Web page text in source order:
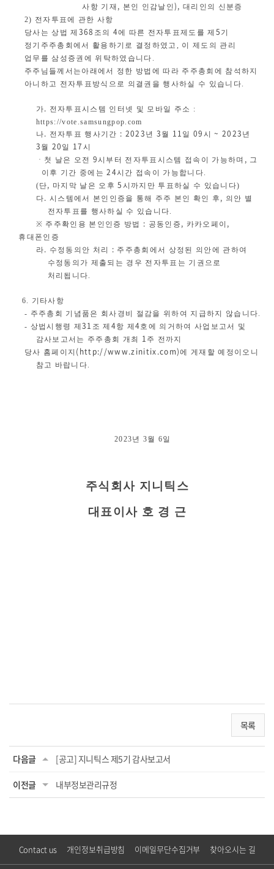
사항 기재 , 본인 인감날인 ),대리인의 신분증
2) 전자투표에 관한 사항
당사는 상법 제 368 조의 4에 따른 전자투표제도를 제 5 기
정기주주총회에서 활용하기 로 결정하였고 , 이 제도의 관리
업무를 삼성증권에 위탁하였습니다 .
주주님들께서는 아래에서 정한 방법에 따라 주주총회에 참석하지
아니하고 전자투표방식으로 의결권 을 행사하실 수 있습니다.
가. 전자투표시스템 인터넷 및 모바일 주소 :
https://vote.samsungpop.com
나. 전자투표 행사기간 : 2023 년 3 월 11 일 09 시 ~ 2023 년
3 월 20 일 17 시
ㆍ첫 날은 오전 9시부터 전자투표시스템 접속이 가능하며 , 그
이후 기간 중에는 24시간 접속이 가능합니다.
(단, 마지막 날은 오후 5 시까지만 투표하실 수 있습니다)
다. 시스템에서 본인인증을 통해 주주 본인 확인 후 , 의안 별
전자투표를 행사하실 수 있습니다.
※ 주주확인용 본인인증 방법 : 공동인증 , 카카오페이 ,
휴대폰인증
라. 수정동의안 처리 : 주주총회에서 상정된 의안에 관하여
수정동의가 제출되는 경우 전자투표는 기권으로
처리됩니다.
6. 기타사항
- 주주총회 기념품은 회사경비 절감을 위하여 지급하지 않습니다.
- 상법시행령 제 31 조 제 4항 제 4호에 의거하여 사업보고서 및
감사보고서는 주주총 회 개최 1 주 전까지
당사 홈페이지 (http://www.zinitix.com)에 게재할 예정이오니
참고 바랍니다.
2023년 3월6일
주식회사 지니틱스
대표이사 호 경 근
목록
다음글 [공고] 지니틱스 제5기 감사보고서
이전글 내부정보관리규정
Contact us 개인정보취급방침 이메일무단수집거부 찾아오시는 길